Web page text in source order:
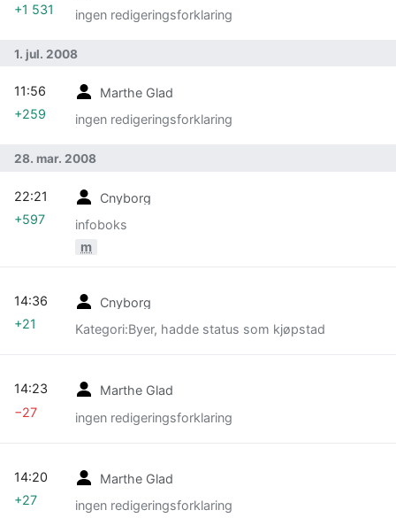
ingen redigeringsforklaring
+1 531
1. jul. 2008
Marthe Glad
ingen redigeringsforklaring
11:56
+259
28. mar. 2008
Cnyborg
infoboks
m
22:21
+597
Cnyborg
Kategori:Byer, hadde status som kjøpstad
14:36
+21
Marthe Glad
ingen redigeringsforklaring
14:23
−27
Marthe Glad
ingen redigeringsforklaring
14:20
+27